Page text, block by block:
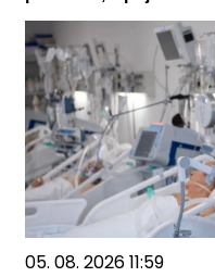
05. 08. 2026 11:59